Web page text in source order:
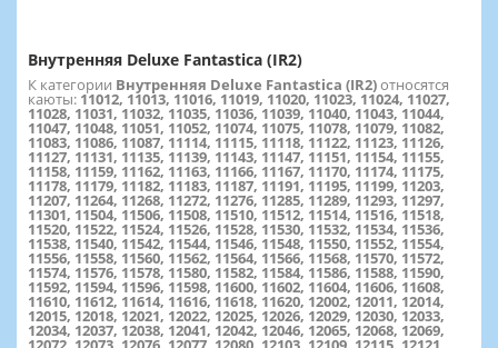
Внутренняя Deluxe Fantastica (IR2)
К категории Внутренняя Deluxe Fantastica (IR2)относятся
каюты: 11012, 11013, 11016, 11019, 11020, 11023, 11024, 11027,
11028, 11031, 11032, 11035, 11036, 11039, 11040, 11043, 11044,
11047, 11048, 11051, 11052, 11074, 11075, 11078, 11079, 11082,
11083, 11086, 11087, 11114, 11115, 11118, 11122, 11123, 11126,
11127, 11131, 11135, 11139, 11143, 11147, 11151, 11154, 11155,
11158, 11159, 11162, 11163, 11166, 11167, 11170, 11174, 11175,
11178, 11179, 11182, 11183, 11187, 11191, 11195, 11199, 11203,
11207, 11264, 11268, 11272, 11276, 11285, 11289, 11293, 11297,
11301, 11504, 11506, 11508, 11510, 11512, 11514, 11516, 11518,
11520, 11522, 11524, 11526, 11528, 11530, 11532, 11534, 11536,
11538, 11540, 11542, 11544, 11546, 11548, 11550, 11552, 11554,
11556, 11558, 11560, 11562, 11564, 11566, 11568, 11570, 11572,
11574, 11576, 11578, 11580, 11582, 11584, 11586, 11588, 11590,
11592, 11594, 11596, 11598, 11600, 11602, 11604, 11606, 11608,
11610, 11612, 11614, 11616, 11618, 11620, 12002, 12011, 12014,
12015, 12018, 12021, 12022, 12025, 12026, 12029, 12030, 12033,
12034, 12037, 12038, 12041, 12042, 12046, 12065, 12068, 12069,